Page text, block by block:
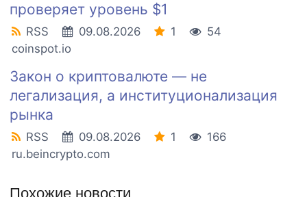
проверяет уровень $1
RSS 09.08.2026 1
54
coinspot.io
Закон о криптовалюте — не
легализация, а институционализация
рынка
RSS 09.08.2026 1
166
ru.beincrypto.com
Похожие новости